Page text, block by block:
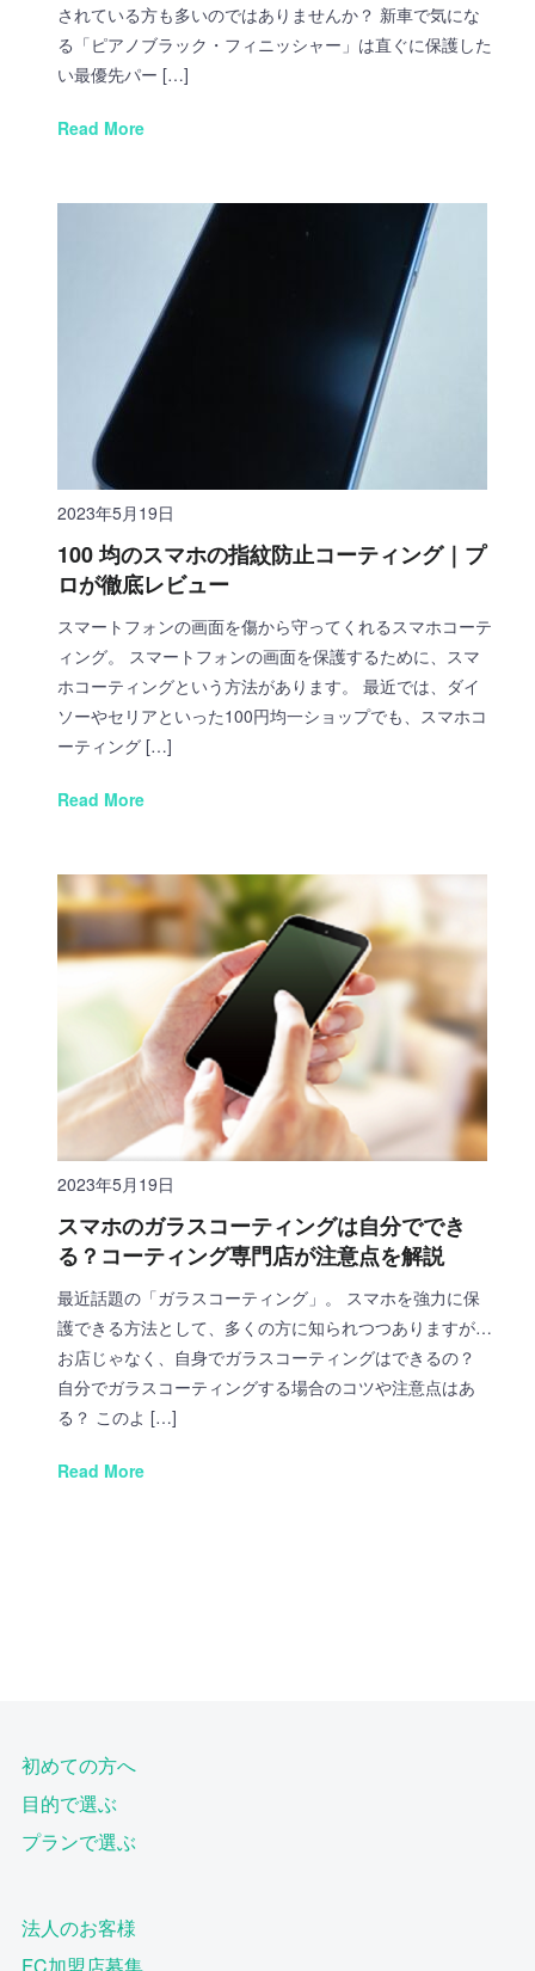
されている方も多いのではありませんか？ 新車で気にな
る「ピアノブラック・フィニッシャー」は直ぐに保護した
い最優先パー […]
Read More
2023年5月19日
100 均のスマホの指紋防止コーティング｜プ
ロが徹底レビュー
スマートフォンの画面を傷から守ってくれるスマホコーテ
ィング。 スマートフォンの画面を保護するために、スマ
ホコーティングという方法があります。 最近では、ダイ
ソーやセリアといった100円均一ショップでも、スマホコ
ーティング […]
Read More
2023年5月19日
スマホのガラスコーティングは自分ででき
る？コーティング専門店が注意点を解説
最近話題の「ガラスコーティング」。 スマホを強力に保
護できる方法として、多くの方に知られつつありますが…
お店じゃなく、自身でガラスコーティングはできるの？
自分でガラスコーティングする場合のコツや注意点はあ
る？ このよ […]
Read More
初めての方へ
目的で選ぶ
プランで選ぶ
法人のお客様
FC加盟店募集